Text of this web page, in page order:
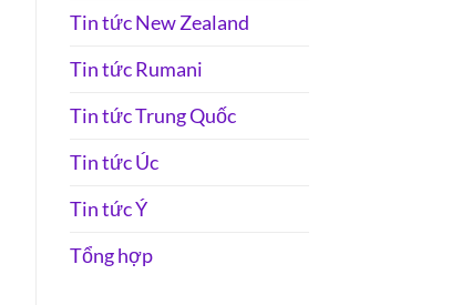
Tin tức New Zealand
Tin tức Rumani
Tin tức Trung Quốc
Tin tức Úc
Tin tức Ý
Tổng hợp